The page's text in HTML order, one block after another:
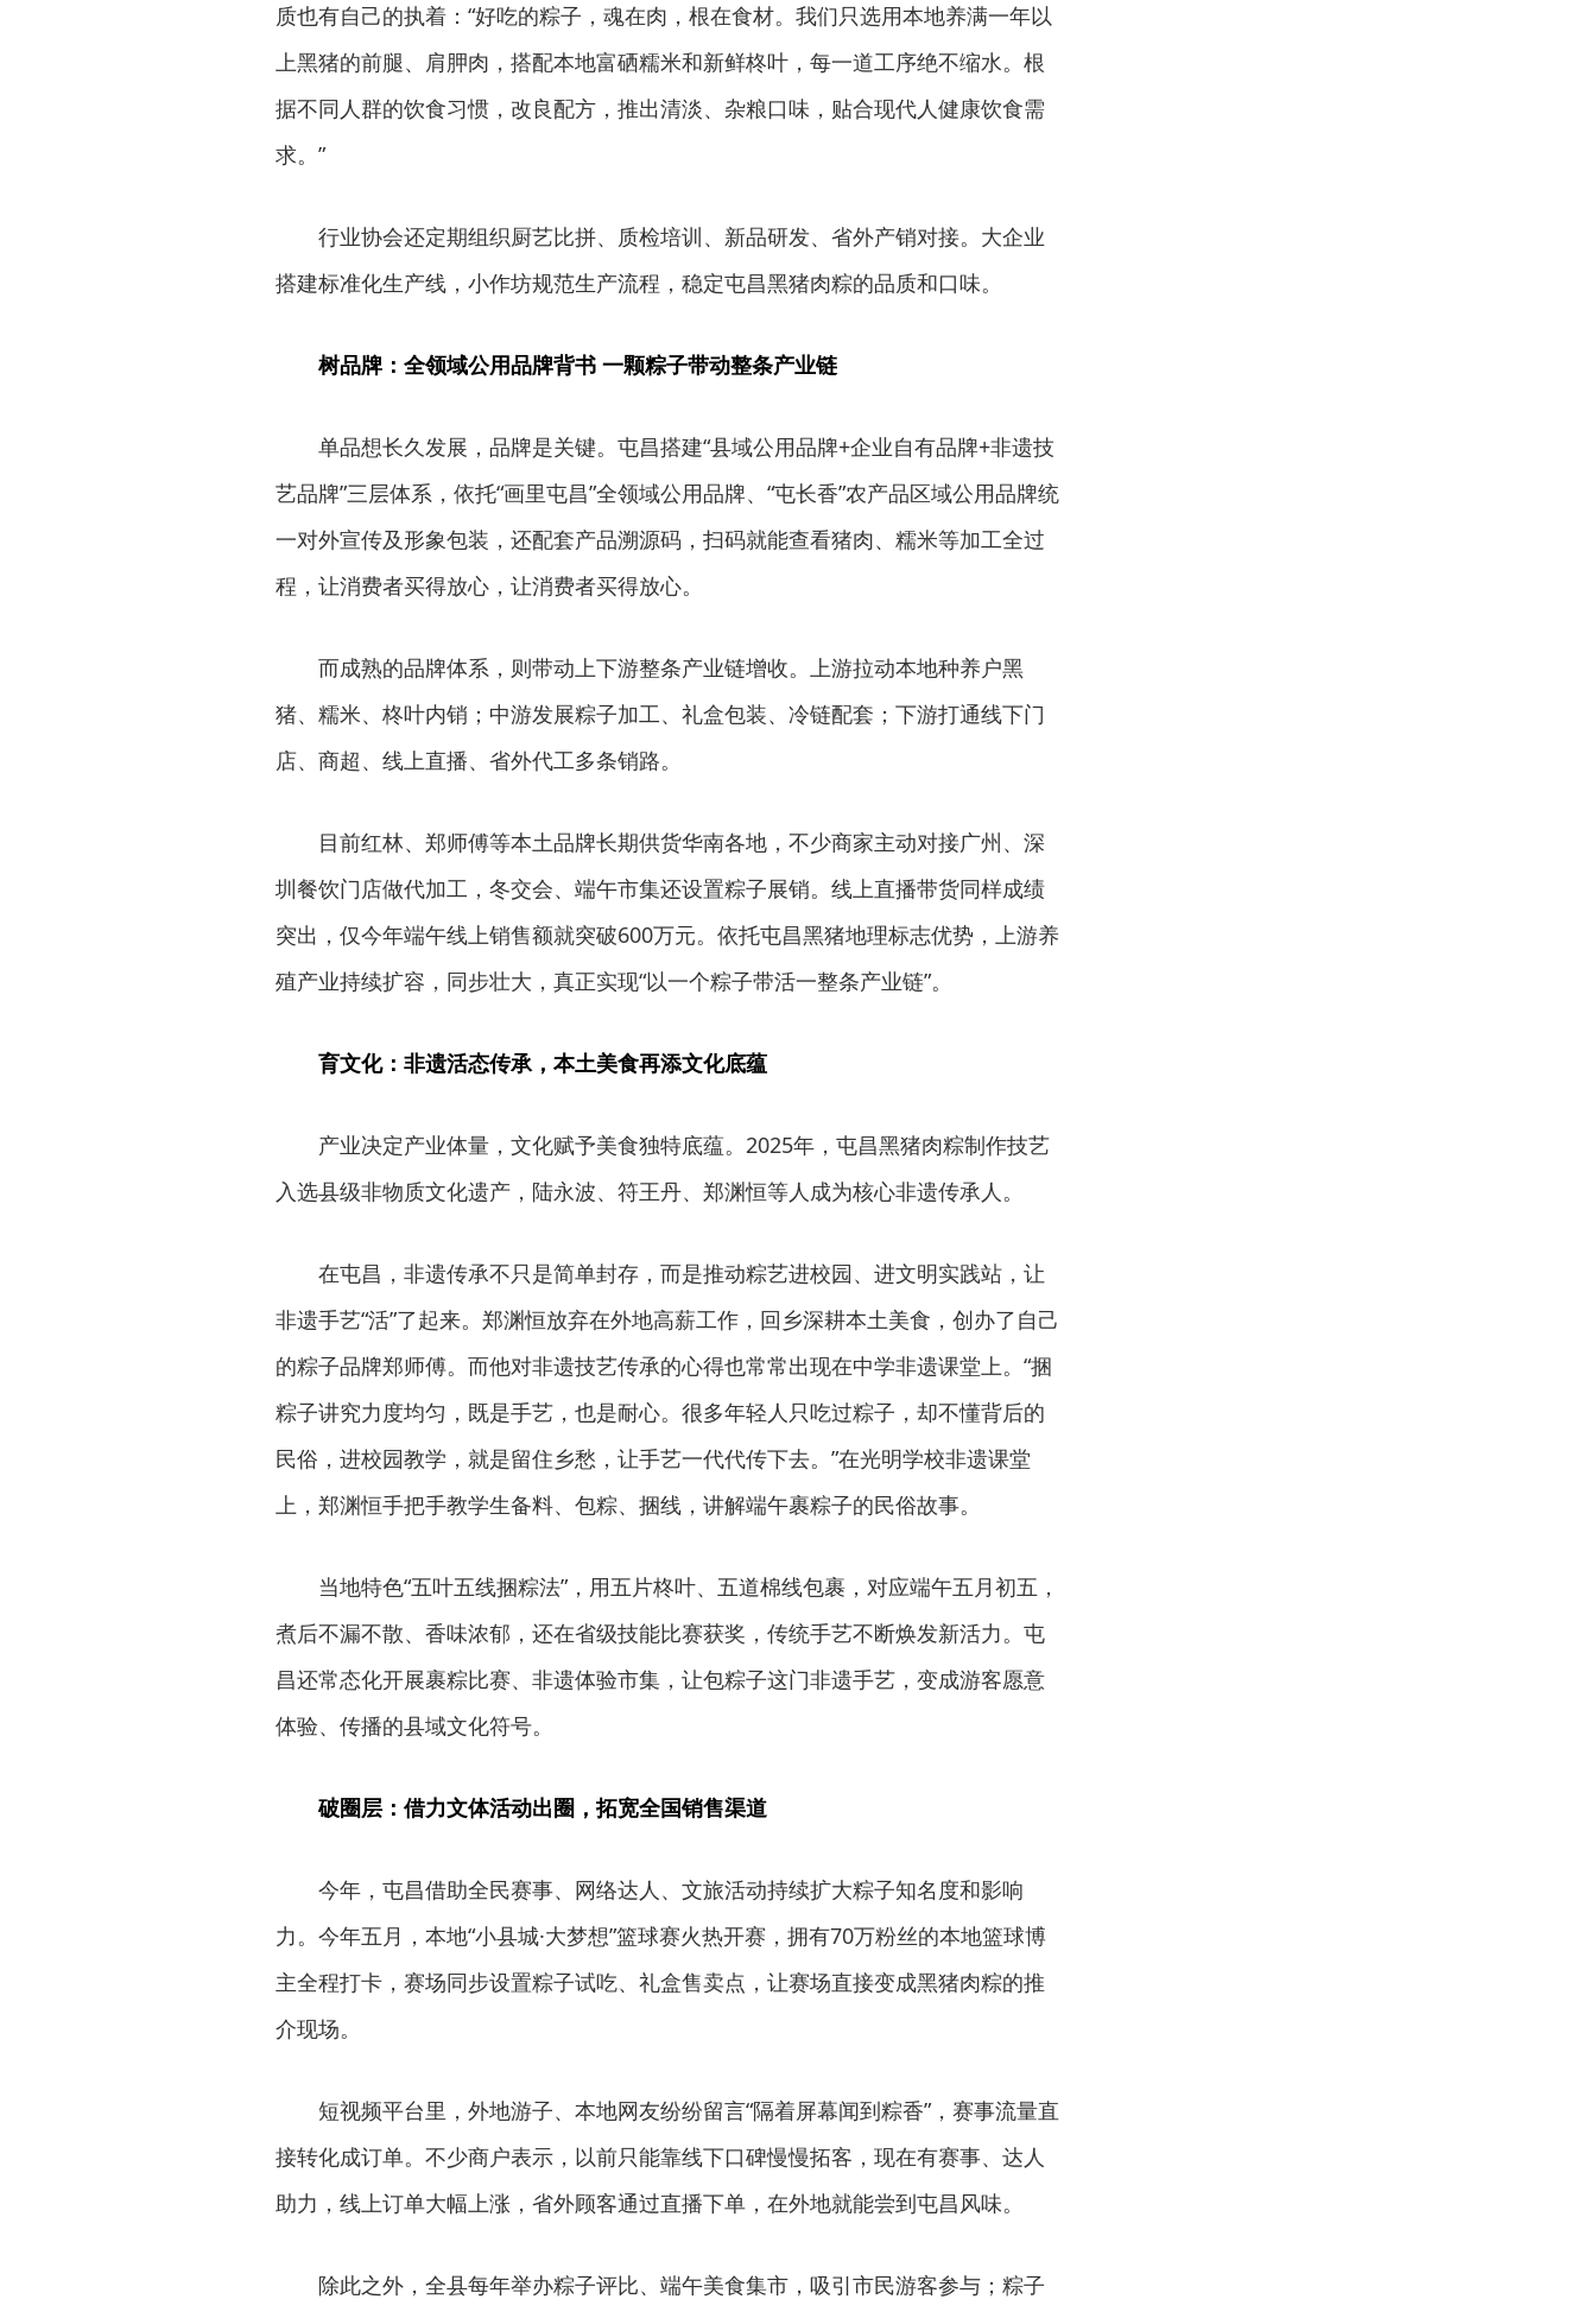
质也有自己的执着：“好吃的粽子，魂在肉，根在食材。我们只选用本地养满一年以
上黑猪的前腿、肩胛肉，搭配本地富硒糯米和新鲜柊叶，每一道工序绝不缩水。根
据不同人群的饮食习惯，改良配方，推出清淡、杂粮口味，贴合现代人健康饮食需
求。”
行业协会还定期组织厨艺比拼、质检培训、新品研发、省外产销对接。大企业
搭建标准化生产线，小作坊规范生产流程，稳定屯昌黑猪肉粽的品质和口味。
树品牌：全领域公用品牌背书 一颗粽子带动整条产业链
单品想长久发展，品牌是关键。屯昌搭建“县域公用品牌+企业自有品牌+非遗技
艺品牌”三层体系，依托“画里屯昌”全领域公用品牌、“屯长香”农产品区域公用品牌统
一对外宣传及形象包装，还配套产品溯源码，扫码就能查看猪肉、糯米等加工全过
程，让消费者买得放心，让消费者买得放心。
而成熟的品牌体系，则带动上下游整条产业链增收。上游拉动本地种养户黑
猪、糯米、柊叶内销；中游发展粽子加工、礼盒包装、冷链配套；下游打通线下门
店、商超、线上直播、省外代工多条销路。
目前红林、郑师傅等本土品牌长期供货华南各地，不少商家主动对接广州、深
圳餐饮门店做代加工，冬交会、端午市集还设置粽子展销。线上直播带货同样成绩
突出，仅今年端午线上销售额就突破600万元。依托屯昌黑猪地理标志优势，上游养
殖产业持续扩容，同步壮大，真正实现“以一个粽子带活一整条产业链”。
育文化：非遗活态传承，本土美食再添文化底蕴
产业决定产业体量，文化赋予美食独特底蕴。2025年，屯昌黑猪肉粽制作技艺
入选县级非物质文化遗产，陆永波、符王丹、郑渊恒等人成为核心非遗传承人。
在屯昌，非遗传承不只是简单封存，而是推动粽艺进校园、进文明实践站，让
非遗手艺“活”了起来。郑渊恒放弃在外地高薪工作，回乡深耕本土美食，创办了自己
的粽子品牌郑师傅。而他对非遗技艺传承的心得也常常出现在中学非遗课堂上。“捆
粽子讲究力度均匀，既是手艺，也是耐心。很多年轻人只吃过粽子，却不懂背后的
民俗，进校园教学，就是留住乡愁，让手艺一代代传下去。”在光明学校非遗课堂
上，郑渊恒手把手教学生备料、包粽、捆线，讲解端午裹粽子的民俗故事。
当地特色“五叶五线捆粽法”，用五片柊叶、五道棉线包裹，对应端午五月初五，
煮后不漏不散、香味浓郁，还在省级技能比赛获奖，传统手艺不断焕发新活力。屯
昌还常态化开展裹粽比赛、非遗体验市集，让包粽子这门非遗手艺，变成游客愿意
体验、传播的县域文化符号。
破圈层：借力文体活动出圈，拓宽全国销售渠道
今年，屯昌借助全民赛事、网络达人、文旅活动持续扩大粽子知名度和影响
力。今年五月，本地“小县城·大梦想”篮球赛火热开赛，拥有70万粉丝的本地篮球博
主全程打卡，赛场同步设置粽子试吃、礼盒售卖点，让赛场直接变成黑猪肉粽的推
介现场。
短视频平台里，外地游子、本地网友纷纷留言“隔着屏幕闻到粽香”，赛事流量直
接转化成订单。不少商户表示，以前只能靠线下口碑慢慢拓客，现在有赛事、达人
助力，线上订单大幅上涨，省外顾客通过直播下单，在外地就能尝到屯昌风味。
除此之外，全县每年举办粽子评比、端午美食集市，吸引市民游客参与；粽子